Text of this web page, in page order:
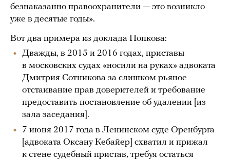
безнаказанно правоохранители — это возникло
уже в десятые годы».
Вот два примера из доклада Попкова:
Дважды, в 2015 и 2016 годах, приставы
в московских судах «носили на руках» адвоката
Дмитрия Сотникова за слишком рьяное
отстаивание прав доверителей и требование
предоставить постановление об удалении [из
зала заседания].
7 июня 2017 года в Ленинском суде Оренбурга
[адвоката Оксану Кебайер] схватил и прижал
к стене судебный пристав, требуя остаться